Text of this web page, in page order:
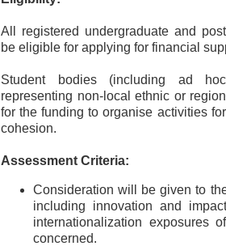
All registered undergraduate and
be eligible for applying for financial
Student bodies (including ad
representing non-local ethnic or
for the funding to organise activities
cohesion.
Assessment Criteria:
Consideration will be given to
including innovation and
internationalization exposures
concerned.